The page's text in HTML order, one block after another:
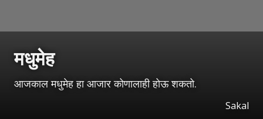
मधुमेह
आजकाल मधुमेह हा आजार कोणालाही होऊ शकतो.
Sakal